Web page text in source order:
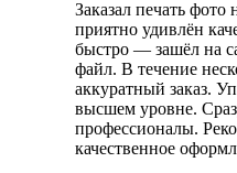
Заказал печать
приятно удивлён
быстро — зашёл на
файл. В течение
аккуратный заказ.
высшем уровне.
профессионалы.
качественное